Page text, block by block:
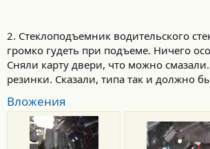
2. Стеклоподъемник водительского
громко гудеть при подъеме. Ничего
Сняли карту двери, что можно
резинки. Сказали, типа так и должно
Вложения